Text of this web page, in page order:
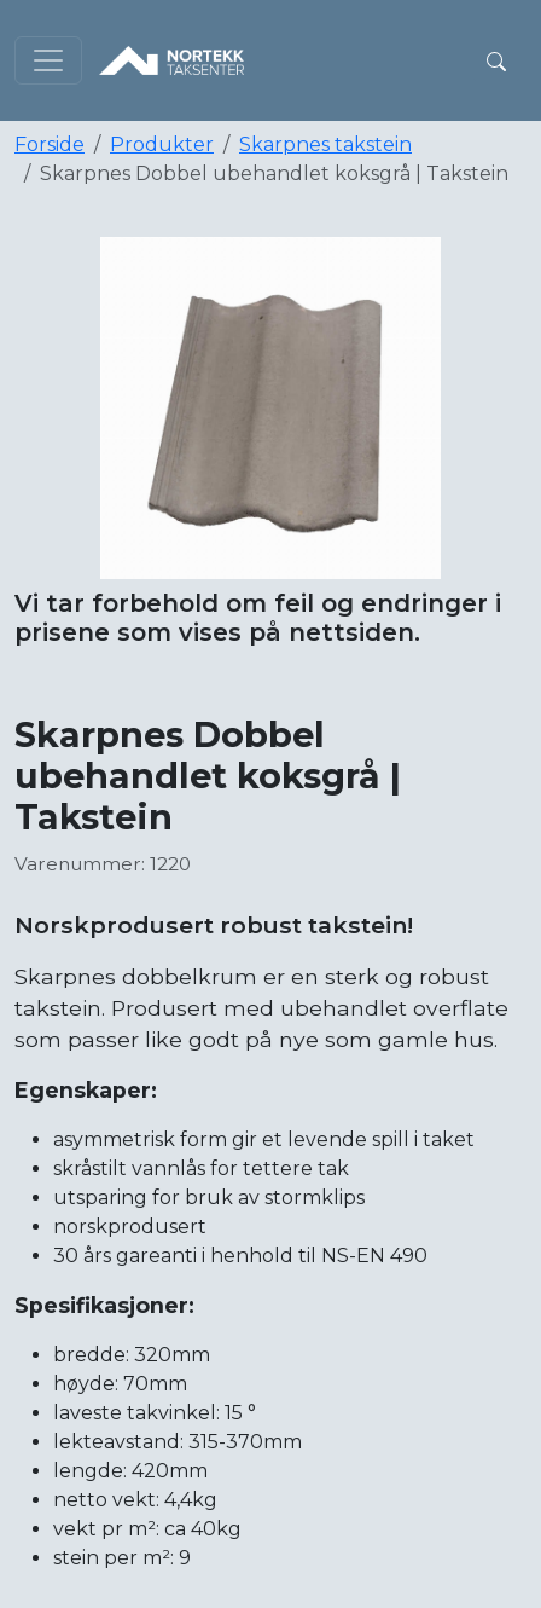
Forside Produkter
Skarpnes takstein
Skarpnes Dobbel ubehandlet koksgrå | Takstein
Vi tar forbehold om feil og endringer i
prisene som vises på nettsiden.
Skarpnes Dobbel
ubehandlet koksgrå |
Takstein
Varenummer: 1220
Norskprodusert robust takstein!
Skarpnes dobbelkrum er en sterk og robust
takstein. Produsert med ubehandlet overflate
som passer like godt på nye som gamle hus.
Egenskaper:
asymmetrisk form gir et levende spill i taket
skråstilt vannlås for tettere tak
utsparing for bruk av stormklips
norskprodusert
30 års gareanti i henhold til NS-EN 490
Spesifikasjoner:
bredde: 320mm
høyde: 70mm
laveste takvinkel: 15 °
lekteavstand: 315-370mm
lengde: 420mm
netto vekt: 4,4kg
vekt pr m²: ca 40kg
stein per m²: 9